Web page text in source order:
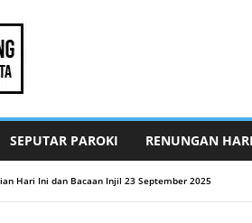
SEPUTAR PAROKI RENUNGAN
Hari Ini dan Bacaan Injil 23 September 2025